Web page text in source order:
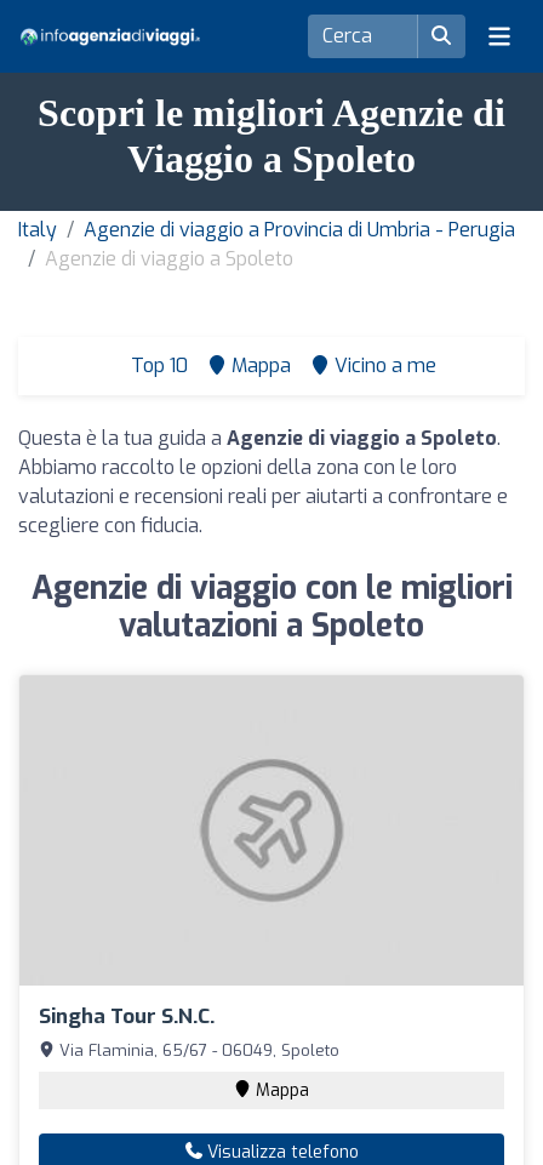
Scopri le migliori Agenzie di
Viaggio a Spoleto
Italy
Agenzie di viaggio a Provincia di Umbria - Perugia
Agenzie di viaggio a Spoleto
Top 10 Mappa Vicino a me
Questa è la tua guida a Agenzie di viaggio a Spoleto.
Abbiamo raccolto le opzioni della zona con le loro
valutazioni e recensioni reali per aiutarti a confrontare e
scegliere con fiducia.
Agenzie di viaggio con le migliori
valutazioni a Spoleto
Singha Tour S.n.c.
Via Flaminia, 65/67 - 06049, Spoleto
Mappa
Visualizza telefono